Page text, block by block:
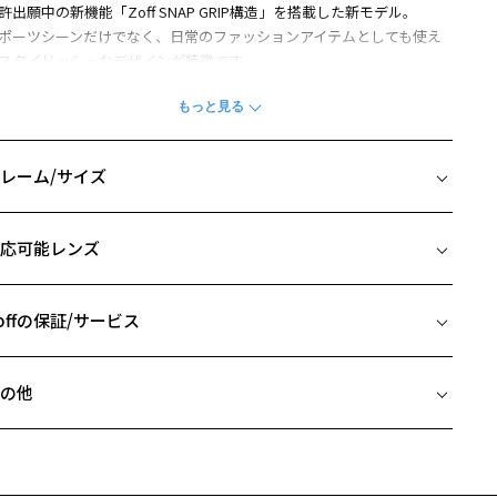
出願中の新機能「Zoff SNAP GRIP構造」を搭載した新モデル。
ーツシーンだけでなく、日常のファッションアイテムとしても使え
タイリッシュなデザインが特徴です。
とで、しなやかなバネ性を実現。
に、側頭部への圧力を分散する設計で、長時間の着用でも快適な掛
地を提供します。
SNAP GRIP」とは
を搭載。
スチック製テンプルの内部に、軽量かつ柔軟性に優れた薄型ベータ
上からシリコンカバーで包み込むことで、スマートなルックスと優
フィット感を両立しました。
ーム/サイズ
リッジ(鼻部分)の横幅：17mm
可能レンズ
フレームとレンズの合計料金を知りたい方へ
の保証/サービス
他